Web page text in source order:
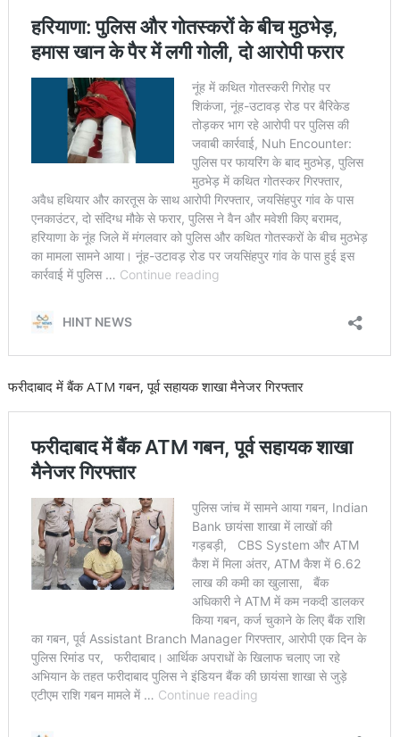
फरीदाबाद में बैंक ATM गबन, पूर्व सहायक शाखा मैनेजर गिरफ्तार